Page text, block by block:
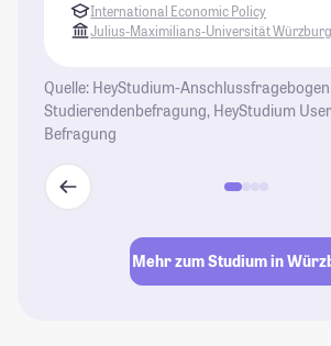
International Economic Policy
Julius-Maximilians-Universität Würzburg
Quelle: HeyStudium-
Studierendenbefragung, HeyStudium
Befragung
Mehr zum Studium in